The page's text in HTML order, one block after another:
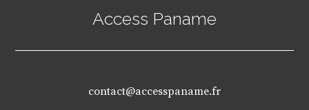
Access Paname
contact@accesspaname.fr